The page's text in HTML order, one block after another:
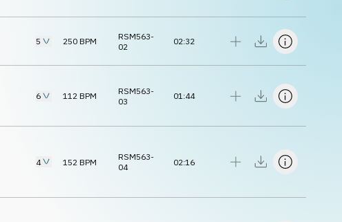
5 250 BPM
RSM563-
02
02:32
6 112 BPM
RSM563-
03
01:44
4 152 BPM
RSM563-
04
02:16